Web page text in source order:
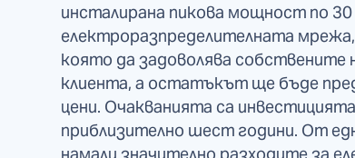
инсталирана пикова мощност по
електроразпределителната
която да задоволява собствените
клиента, а остатъкът ще бъде
цени. Очакванията са
приблизително шест години. От
намали значително разходите за